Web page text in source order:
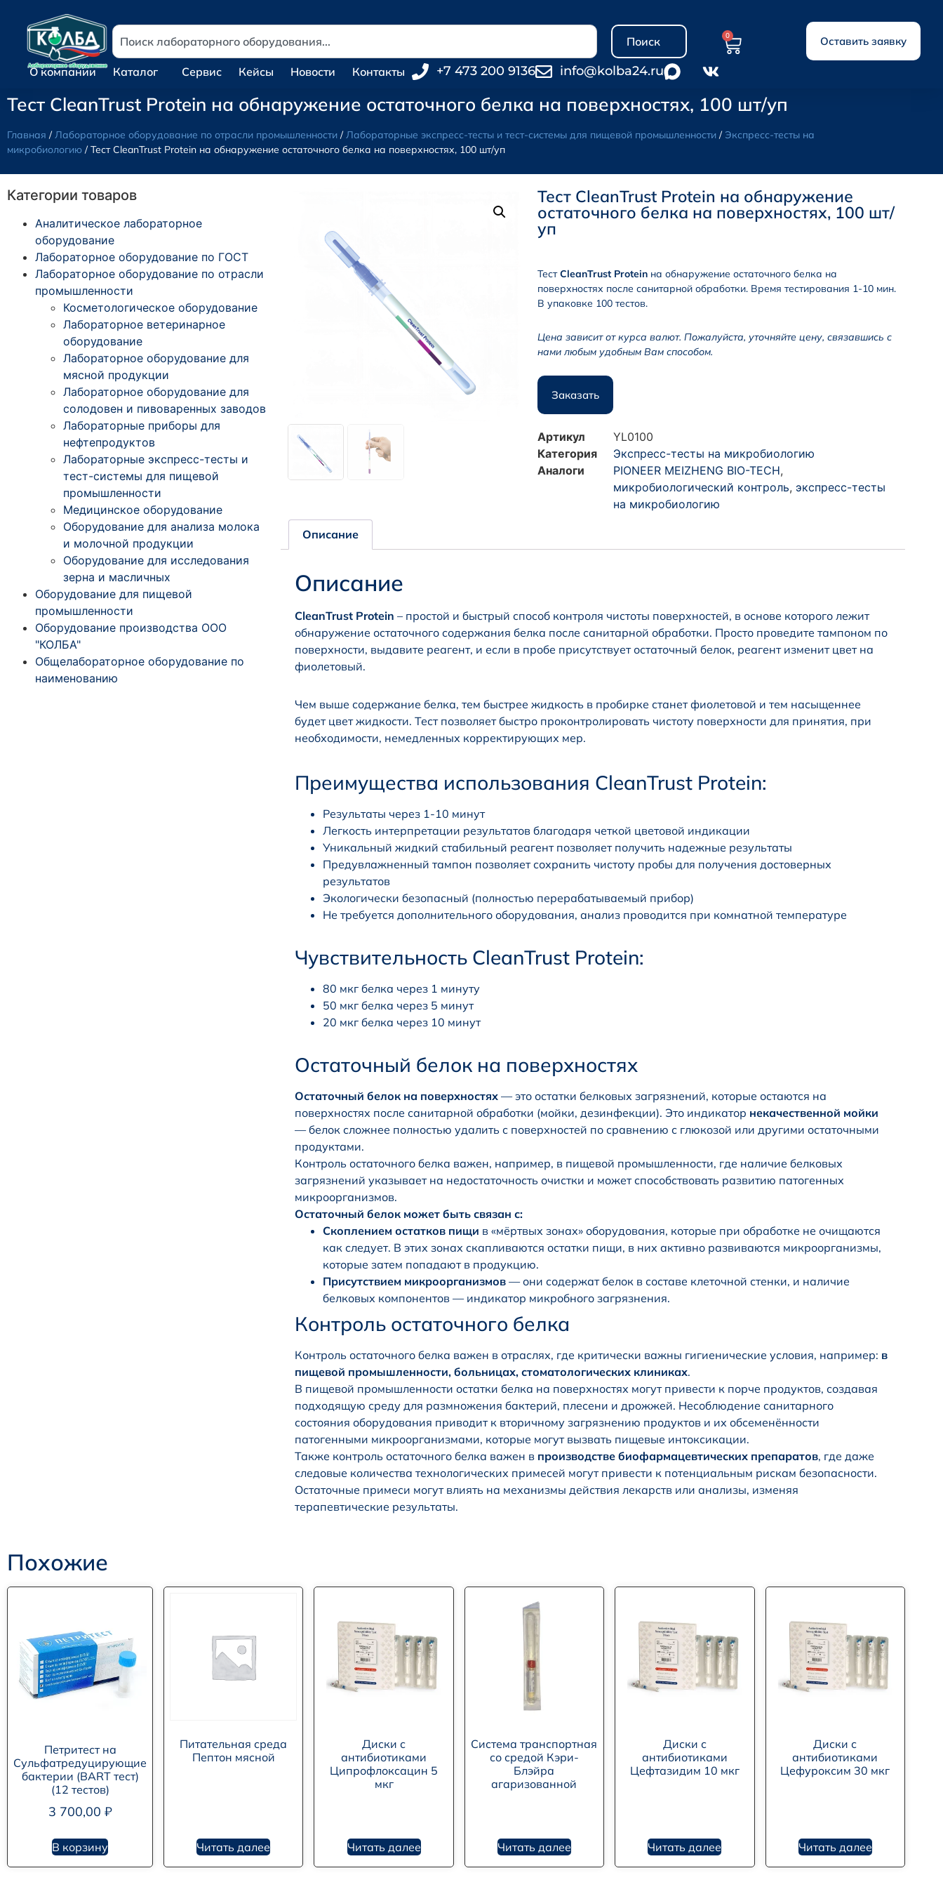
Поиск 0 Оставить заявку
О компании Каталог Сервис Кейсы Новости Контакты +7 473 200 9136 info@kolba24.ru
Тест CleanTrust Protein на обнаружение остаточного белка на поверхностях, 100 шт/уп
Главная /Лабораторное оборудование по отрасли промышленности /Лабораторные экспресс-тесты и тест-системы для пищевой промышленности / Экспресс-тесты на
микробиологию / Тест CleanTrust Protein на обнаружение остаточного белка на поверхностях, 100 шт/уп
Категории товаров
Аналитическое лабораторное
оборудование
Лабораторное оборудование по ГОСТ
Лабораторное оборудование по отрасли
промышленности
Косметологическое оборудование
Лабораторное ветеринарное
оборудование
Лабораторное оборудование для
мясной продукции
Лабораторное оборудование для
солодовен и пивоваренных заводов
Лабораторные приборы для
нефтепродуктов
Лабораторные экспресс-тесты и
тест-системы для пищевой
промышленности
Медицинское оборудование
Оборудование для анализа молока
и молочной продукции
Оборудование для исследования
зерна и масличных
Оборудование для пищевой
промышленности
Оборудование производства ООО
"КОЛБА"
Общелабораторное оборудование по
наименованию
Тест CleanTrust Protein на обнаружение
остаточного белка на поверхностях, 100 шт/
уп
ТестCleanTrust Protein на обнаружение остаточного белка на
поверхностях после санитарной обработки. Время тестирования 1-10 мин.
В упаковке 100 тестов.
Цена зависит от курса валют. Пожалуйста, уточняйте цену, связавшись с
нами любым удобным Вам способом.
Заказать
Артикул
YL0100
Категория
Экспресс-тесты на микробиологию
Аналоги
PIONEER MEIZHENG BIO-TECH,
микробиологический контроль, экспресс-тесты
на микробиологию
Описание
Описание
CleanTrust Protein – простой и быстрый способ контроля чистоты поверхностей, в основе которого лежит
обнаружение остаточного содержания белка после санитарной обработки. Просто проведите тампоном по
поверхности, выдавите реагент, и если в пробе присутствует остаточный белок, реагент изменит цвет на
фиолетовый.
Чем выше содержание белка, тем быстрее жидкость в пробирке станет фиолетовой и тем насыщеннее
будет цвет жидкости. Тест позволяет быстро проконтролировать чистоту поверхности для принятия, при
необходимости, немедленных корректирующих мер.
Преимущества использования CleanTrust Protein:
Результаты через 1-10 минут
Легкость интерпретации результатов благодаря четкой цветовой индикации
Уникальный жидкий стабильный реагент позволяет получить надежные результаты
Предувлажненный тампон позволяет сохранить чистоту пробы для получения достоверных
результатов
Экологически безопасный (полностью перерабатываемый прибор)
Не требуется дополнительного оборудования, анализ проводится при комнатной температуре
Чувствительность CleanTrust Protein:
80 мкг белка через 1 минуту
50 мкг белка через 5 минут
20 мкг белка через 10 минут
Остаточный белок на поверхностях
Остаточный белок на поверхностях — это остатки белковых загрязнений, которые остаются на
поверхностях после санитарной обработки (мойки, дезинфекции). Это индикатор некачественной мойки
— белок сложнее полностью удалить с поверхностей по сравнению с глюкозой или другими остаточными
продуктами.
Контроль остаточного белка важен, например, в пищевой промышленности, где наличие белковых
загрязнений указывает на недостаточность очистки и может способствовать развитию патогенных
микроорганизмов.
Остаточный белок может быть связан с:
Скоплением остатков пищи в «мёртвых зонах» оборудования, которые при обработке не очищаются
как следует. В этих зонах скапливаются остатки пищи, в них активно развиваются микроорганизмы,
которые затем попадают в продукцию.
Присутствием микроорганизмов — они содержат белок в составе клеточной стенки, и наличие
белковых компонентов — индикатор микробного загрязнения.
Контроль остаточного белка
Контроль остаточного белка важен в отраслях, где критически важны гигиенические условия, например: в
пищевой промышленности, больницах, стоматологических клиниках.
В пищевой промышленности остатки белка на поверхностях могут привести к порче продуктов, создавая
подходящую среду для размножения бактерий, плесени и дрожжей. Несоблюдение санитарного
состояния оборудования приводит к вторичному загрязнению продуктов и их обсеменённости
патогенными микроорганизмами, которые могут вызвать пищевые интоксикации.
Также контроль остаточного белка важен в производстве биофармацевтических препаратов, где даже
следовые количества технологических примесей могут привести к потенциальным рискам безопасности.
Остаточные примеси могут влиять на механизмы действия лекарств или анализы, изменяя
терапевтические результаты.
Похожие
Петритест на
Сульфатредуцирующие
бактерии (BART тест)
(12 тестов)
3 700,00 ₽
В корзину
Питательная среда
Пептон мясной
Читать далее
Диски с
антибиотиками
Ципрофлоксацин 5
мкг
Читать далее
Система транспортная
со средой Кэри-
Блэйра
агаризованной
Читать далее
Диски с
антибиотиками
Цефтазидим 10 мкг
Читать далее
Диски с
антибиотиками
Цефуроксим 30 мкг
Читать далее